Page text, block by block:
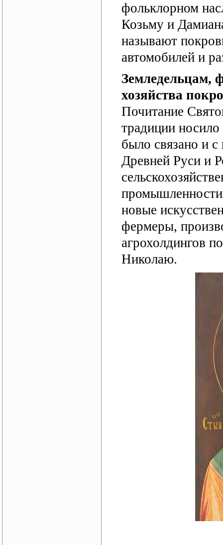
фольклорном
Козьму и
называют
автомобилей и
Земледельцам,
хозяйства
Почитание
традиции
было связано и с
Древней Руси и
новые
фермеры,
агрохолдингов
Николаю.